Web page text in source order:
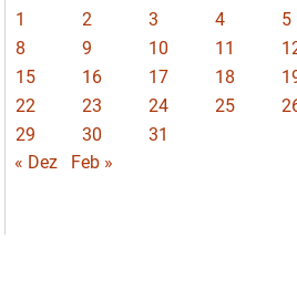
1 2 3 4 5
8
9 10 11
15
16 17 18
22
23 24 25
29
30
31
« Dez
Feb »